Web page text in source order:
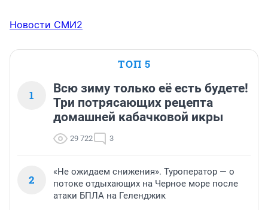
Новости СМИ2
ТОП 5
1
Всю зиму только её есть будете!
Три потрясающих рецепта
домашней кабачковой икры
29 722 3
2
«Не ожидаем снижения». Туроператор — о
потоке отдыхающих на Черное море после
атаки БПЛА на Геленджик